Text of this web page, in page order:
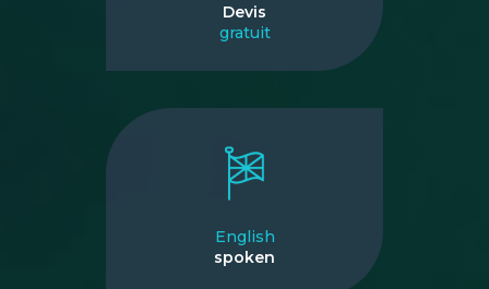
Devis
gratuit
English
spoken